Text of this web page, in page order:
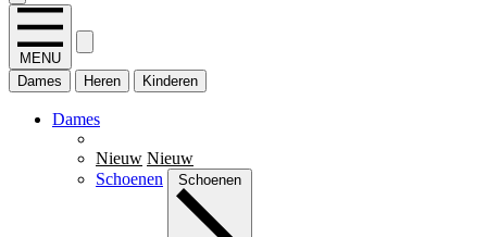
MENU
Dames
Heren Kinderen
Dames
Nieuw Nieuw
Schoenen
Schoenen